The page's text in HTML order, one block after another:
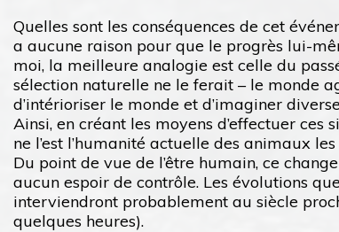
Quelles sont les conséquences de cet
a aucune raison pour que le progrès lui-
moi, la meilleure analogie est celle du
sélection naturelle ne le ferait – le monde
d’intérioriser le monde et d’imaginer
Ainsi, en créant les moyens d’effectuer
ne l’est l’humanité actuelle des animaux
Du point de vue de l’être humain, ce
aucun espoir de contrôle. Les évolutions
interviendront probablement au siècle
quelques heures).